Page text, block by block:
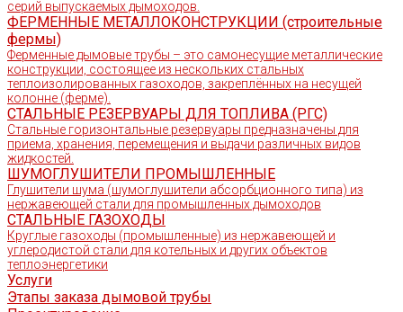
серий выпускаемых дымоходов.
ФЕРМЕННЫЕ МЕТАЛЛОКОНСТРУКЦИИ (строительные
фермы)
Ферменные дымовые трубы – это самонесущие металлические
конструкции, состоящее из нескольких стальных
теплоизолированных газоходов, закреплённых на несущей
колонне (ферме).
СТАЛЬНЫЕ РЕЗЕРВУАРЫ ДЛЯ ТОПЛИВА (РГС)
Стальные горизонтальные резервуары предназначены для
приема, хранения, перемещения и выдачи различных видов
жидкостей.
ШУМОГЛУШИТЕЛИ ПРОМЫШЛЕННЫЕ
Глушители шума (шумоглушители абсорбционного типа) из
нержавеющей стали для промышленных дымоходов
СТАЛЬНЫЕ ГАЗОХОДЫ
Круглые газоходы (промышленные) из нержавеющей и
углеродистой стали для котельных и других объектов
теплоэнергетики
Услуги
Этапы заказа дымовой трубы